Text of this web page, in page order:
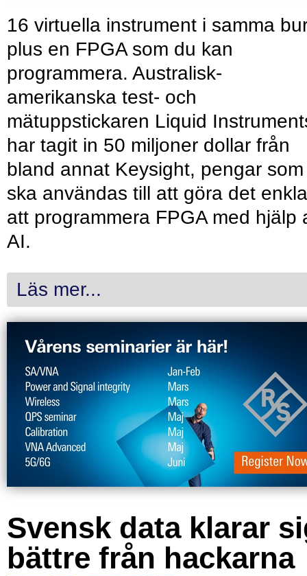
16 virtuella instrument i samma
plus en FPGA som du kan
programmera. Australisk-
amerikanska test- och
mätuppstickaren Liquid
har tagit in 50 miljoner dollar från
bland annat Keysight, pengar som
ska användas till att göra det
att programmera FPGA med hjälp
AI.
Läs mer...
Svensk data klarar
bättre från hackarna